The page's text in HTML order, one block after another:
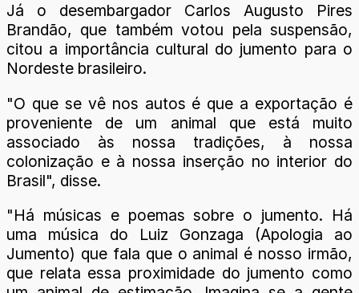
Já o desembargador Carlos Augusto Pires
Brandão, que também votou pela suspensão,
citou a importância cultural do jumento para o
Nordeste brasileiro.
"O que se vê nos autos é que a exportação é
proveniente de um animal que está muito
associado às nossa tradições, à nossa
colonização e à nossa inserção no interior do
Brasil", disse.
"Há músicas e poemas sobre o jumento. Há
uma música do Luiz Gonzaga (Apologia ao
Jumento) que fala que o animal é nosso irmão,
que relata essa proximidade do jumento como